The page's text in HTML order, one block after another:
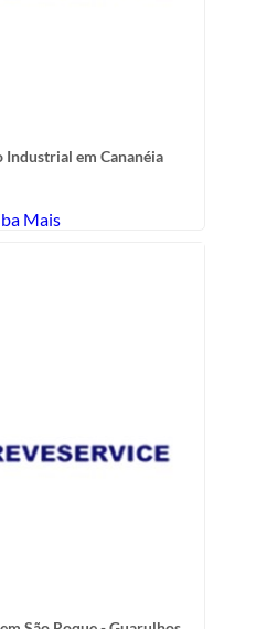
Industrial em Cananéia
Mais